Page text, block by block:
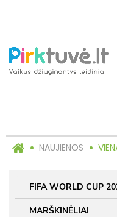
NAUJIENOS
FIFA WORLD CUP
MARŠKINĖLIAI